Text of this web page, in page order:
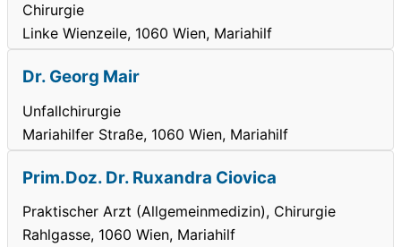
Chirurgie
Linke Wienzeile, 1060 Wien, Mariahilf
Dr. Georg Mair
Unfallchirurgie
Mariahilfer Straße, 1060 Wien, Mariahilf
Prim.Doz. Dr. Ruxandra Ciovica
Praktischer Arzt (Allgemeinmedizin), Chirurgie
Rahlgasse, 1060 Wien, Mariahilf